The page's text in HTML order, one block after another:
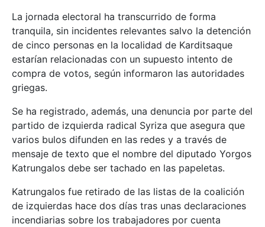
La jornada electoral ha transcurrido de forma
tranquila, sin incidentes relevantes salvo la detención
de cinco personas en la localidad de Karditsaque
estarían relacionadas con un supuesto intento de
compra de votos, según informaron las autoridades
griegas.
Se ha registrado, además, una denuncia por parte del
partido de izquierda radical Syriza que asegura que
varios bulos difunden en las redes y a través de
mensaje de texto que el nombre del diputado Yorgos
Katrungalos debe ser tachado en las papeletas.
Katrungalos fue retirado de las listas de la coalición
de izquierdas hace dos días tras unas declaraciones
incendiarias sobre los trabajadores por cuenta